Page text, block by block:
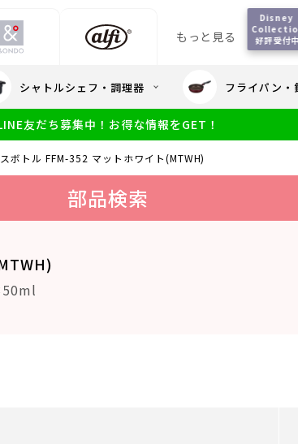
もっと見る
サーモスのeギ
Disney
好評受付中
機対応 幼児・園児向け水筒
学年向け水筒
シャトルシェフ・調理器 フライパン・
友だち募集中！お得な情報をGET！
ボトル FFM-352 マットホワイト(MTWH)
部品検索